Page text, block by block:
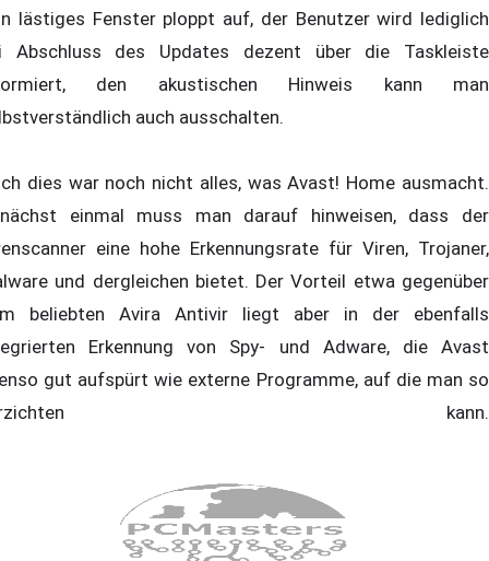
lästiges Fenster ploppt auf, der Benutzer wird lediglich
Abschluss des Updates dezent über die Taskleiste
den akustischen Hinweis kann man
auch ausschalten.
dies war noch nicht alles, was Avast! Home ausmacht.
einmal muss man darauf hinweisen, dass der
eine hohe Erkennungsrate für Viren, Trojaner,
und dergleichen bietet. Der Vorteil etwa gegenüber
beliebten Avira Antivir liegt aber in der ebenfalls
Erkennung von Spy- und Adware, die Avast
gut aufspürt wie externe Programme, auf die man so
kann.